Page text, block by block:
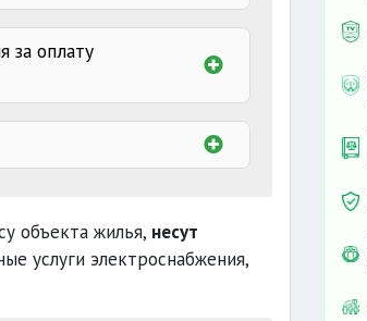
за оплату
награжденные орденами
объекта жилья, несут
услуги электроснабжения,